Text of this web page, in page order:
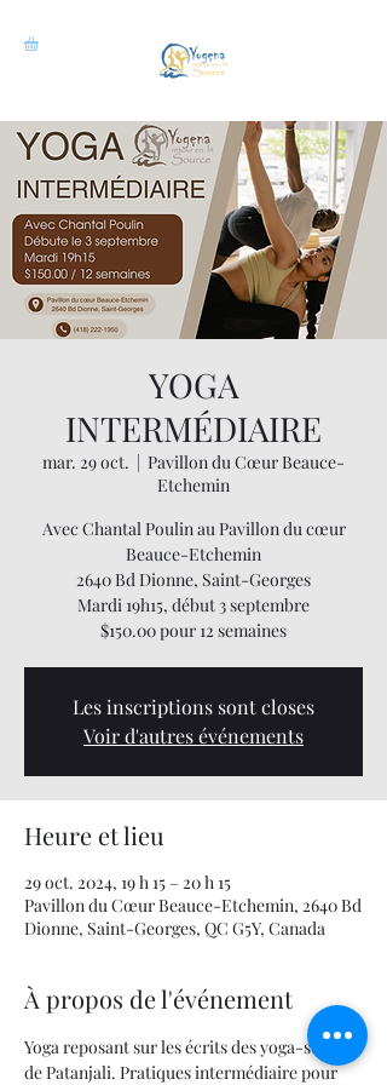
YOGA
INTERMÉDIAIRE
mar. 29 oct.
  |
Pavillon du Cœur Beauce-
Etchemin
Avec Chantal Poulin au Pavillon du cœur
Beauce-Etchemin
2640 Bd Dionne, Saint-Georges
Mardi 19h15, début 3 septembre
$150.00 pour 12 semaines
Les inscriptions sont closes
Voir d'autres événements
Heure et lieu
29 oct. 2024, 19 h 15 – 20 h 15
Pavillon du Cœur Beauce-Etchemin, 2640 Bd
Dionne, Saint-Georges, QC G5Y, Canada
À propos de l'événement
Yoga reposant sur les écrits des yoga-sutra
de Patanjali. Pratiques intermédiaire pour